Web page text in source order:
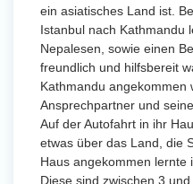
ein asiatisches Land ist.
Istanbul nach Kathmandu
Nepalesen, sowie einen
freundlich und hilfsbereit
Kathmandu angekommen
Ansprechpartner und
Auf der Autofahrt in ihr
etwas über das Land, die
Haus angekommen lernte
Diese sind zwischen 3